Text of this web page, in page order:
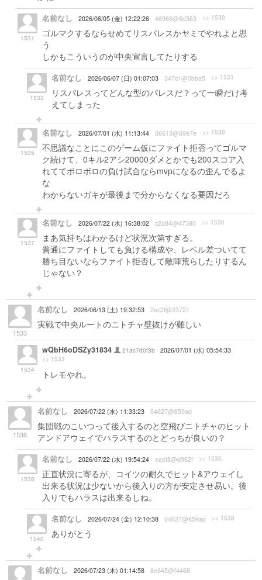
1531
名前なし 2026/06/05 (金) 12:22:26 46966@6d363 >> 1530
ゴルマクするならせめてリスパレスかヤミでやれよと思
う
しかもこういうのが中央宣言してたりする
1532
名前なし 2026/06/07 (日) 01:07:03 347c1@0bba5 >> 1531
リスパレスってどんな型のパレスだ？って一瞬だけ考
えてしまった
1535
名前なし 2026/07/01 (水) 11:13:44 06613@69e7e >> 1530
不思議なことにこのゲーム仮にファイト拒否ってゴルマ
ク続けて、0キル2アシ20000ダメとかでも200スコア入
れててボロボロの負け試合ならmvpになるの歪んでるよ
な
わからないガキが最後まで分からなくなる要因だろ
1537
名前なし 2026/07/22 (水) 16:38:02 c2a84@47380 >> 1530
まあ気持ちはわかるけど状況次第すぎる。
普通にファイトしても負ける構成や、レベル差ついてて
勝ち目ないならファイト拒否して敵陣荒らしたりするん
じゃない？
1533
名前なし 2026/06/13 (土) 19:32:53 2ec2f@23721
実戦で中央ルートのニトチャ壁抜けが難しい
1534
wQbH6oDSZy31834 21ac7d0f3b 2026/07/01 (水) 05:54:33
>> 1533
トレモやれ。
1536
名前なし 2026/07/22 (水) 11:33:23 04627@859ad
集団戦のこいつって後入するのと空飛びニトチャのヒット
アンドアウェイでハラスするのとどっちが良いの？
1538
名前なし 2026/07/22 (水) 19:54:24 eaef8@d962f >> 1536
正直状況に寄るが、コイツの耐久でヒット&アウェイし
出来る状況は少ないから後入りの方が安定させ易い。後
入りでもハラスは出来るしね。
1540
名前なし 2026/07/24 (金) 12:10:38 04627@859ad >> 1538
ありがとう
名前なし 2026/07/23 (木) 01:14:58 8e845@f4468